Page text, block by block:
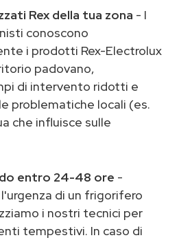
Rex della tua zona - I
conoscono
i prodotti Rex-Electrolux
padovano,
di intervento ridotti e
problematiche locali (es.
che influisce sulle
entro 24-48 ore -
di un frigorifero
i nostri tecnici per
tempestivi. In caso di